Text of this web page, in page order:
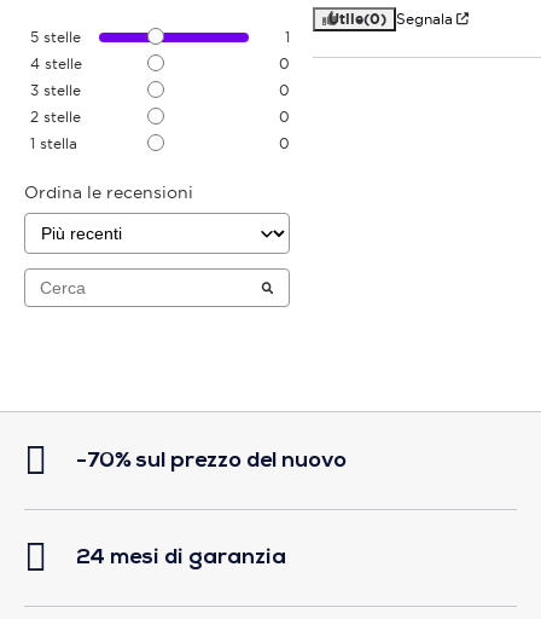
5 stelle
1
4 stelle
0
3 stelle
0
2 stelle
0
1 stella 0
Ordina le recensioni
Utile(0) Segnala
-70% sul prezzo del nuovo
24 mesi di garanzia